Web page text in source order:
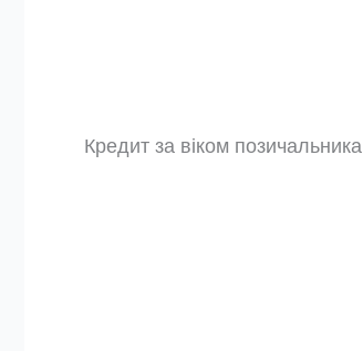
Кредит за віком позичальника